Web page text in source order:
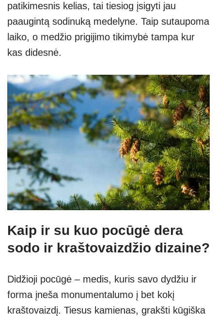
patikimesnis kelias, tai tiesiog įsigyti jau
paaugintą sodinuką medelyne. Taip sutaupoma
laiko, o medžio prigijimo tikimybė tampa kur
kas didesnė.
Kaip ir su kuo pocūgė dera
sodo ir kraštovaizdžio dizaine?
Didžioji pocūgė – medis, kuris savo dydžiu ir
forma įneša monumentalumo į bet kokį
kraštovaizdį. Tiesus kamienas, grakšti kūgiška